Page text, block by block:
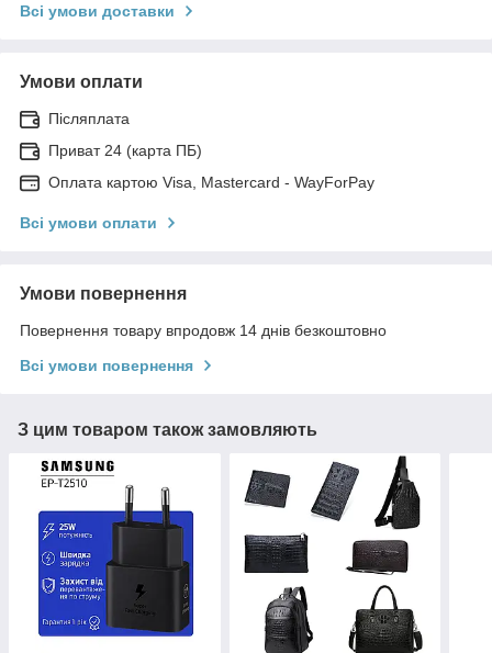
Всі умови доставки
Умови оплати
Післяплата
Приват 24 (карта ПБ)
Оплата картою Visa, Mastercard - WayForPay
Всі умови оплати
Умови повернення
Повернення товару впродовж 14 днів безкоштовно
Всі умови повернення
З цим товаром також замовляють